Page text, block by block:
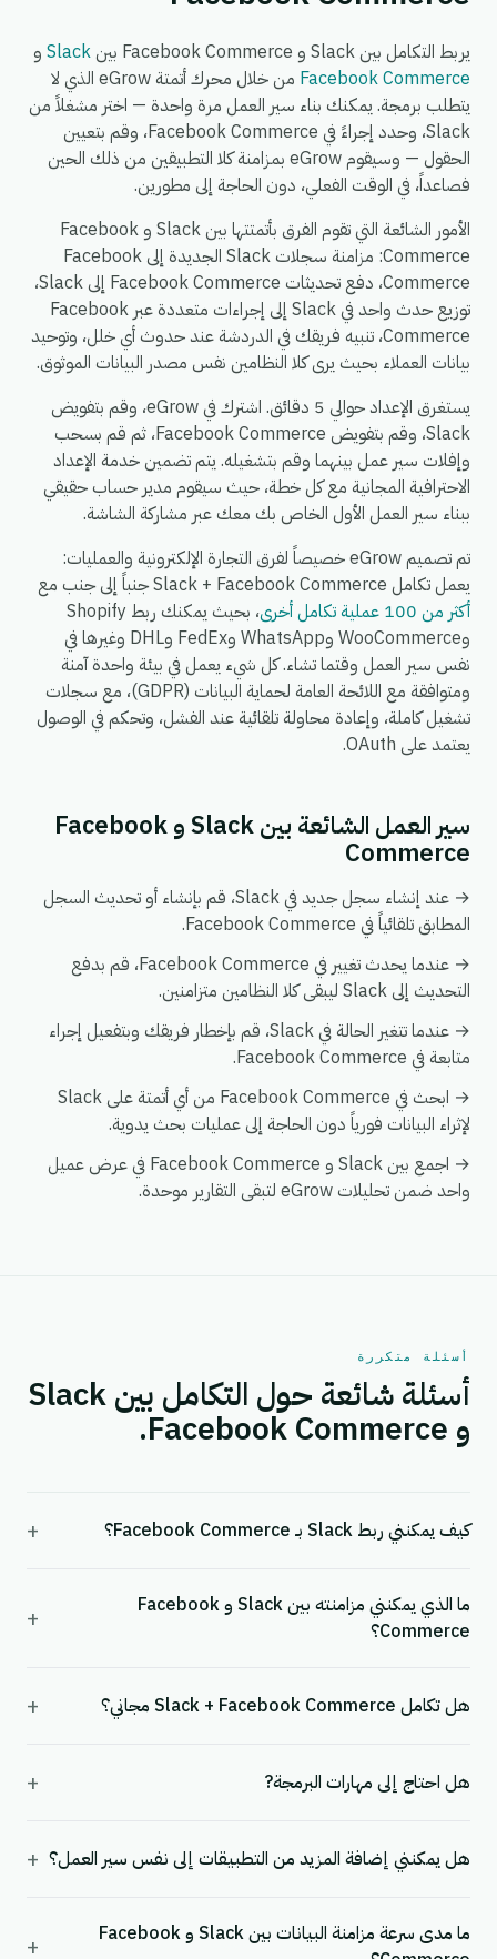
يربط التكامل بين Slack و Facebook Commerce بين Slack و
Facebook Commerce
من خلال محرك أتمتة eGrow الذي لا
يتطلب برمجة. يمكنك بناء سير العمل مرة واحدة — اختر مشغلاً من
Slack، وحدد إجراءً في Facebook Commerce، وقم بتعيين
الحقول — وسيقوم eGrow بمزامنة كلا التطبيقين من ذلك الحين
فصاعداً، في الوقت الفعلي، دون الحاجة إلى مطورين.
الأمور الشائعة التي تقوم الفرق بأتمتتها بين Slack و Facebook
Commerce: مزامنة سجلات Slack الجديدة إلى Facebook
Commerce، دفع تحديثات Facebook Commerce إلى Slack،
توزيع حدث واحد في Slack إلى إجراءات متعددة عبر Facebook
Commerce، تنبيه فريقك في الدردشة عند حدوث أي خلل، وتوحيد
بيانات العملاء بحيث يرى كلا النظامين نفس مصدر البيانات الموثوق.
يستغرق الإعداد حوالي 5 دقائق. اشترك في eGrow، وقم بتفويض
Slack، وقم بتفويض Facebook Commerce، ثم قم بسحب
وإفلات سير عمل بينهما وقم بتشغيله. يتم تضمين خدمة الإعداد
الاحترافية المجانية مع كل خطة، حيث سيقوم مدير حساب حقيقي
ببناء سير العمل الأول الخاص بك معك عبر مشاركة الشاشة.
تم تصميم eGrow خصيصاً لفرق التجارة الإلكترونية والعمليات:
يعمل تكامل Slack + Facebook Commerce جنباً إلى جنب مع
أكثر من 100 عملية تكامل أخرى
، بحيث يمكنك ربط Shopify
وWooCommerce وWhatsApp وFedEx وDHL وغيرها في
نفس سير العمل وقتما تشاء. كل شيء يعمل في بيئة واحدة آمنة
ومتوافقة مع اللائحة العامة لحماية البيانات (GDPR)، مع سجلات
تشغيل كاملة، وإعادة محاولة تلقائية عند الفشل، وتحكم في الوصول
يعتمد على OAuth.
سير العمل الشائعة بين Slack و Facebook
Commerce
→ عند إنشاء سجل جديد في Slack، قم بإنشاء أو تحديث السجل
المطابق تلقائياً في Facebook Commerce.
→ عندما يحدث تغيير في Facebook Commerce، قم بدفع
التحديث إلى Slack ليبقى كلا النظامين متزامنين.
→ عندما تتغير الحالة في Slack، قم بإخطار فريقك وبتفعيل إجراء
متابعة في Facebook Commerce.
→ ابحث في Facebook Commerce من أي أتمتة على Slack
لإثراء البيانات فورياً دون الحاجة إلى عمليات بحث يدوية.
→ اجمع بين Slack و Facebook Commerce في عرض عميل
واحد ضمن تحليلات eGrow لتبقى التقارير موحدة.
أسئلة متكررة
أسئلة شائعة حول التكامل بين Slack
و Facebook Commerce.
كيف يمكنني ربط Slack بـ Facebook Commerce؟ +
ما الذي يمكنني مزامنته بين Slack و Facebook
Commerce؟
+
هل تكامل Slack + Facebook Commerce مجاني؟ +
هل احتاج إلى مهارات البرمجة? +
هل يمكنني إضافة المزيد من التطبيقات إلى نفس سير العمل؟ +
ما مدى سرعة مزامنة البيانات بين Slack و Facebook
+